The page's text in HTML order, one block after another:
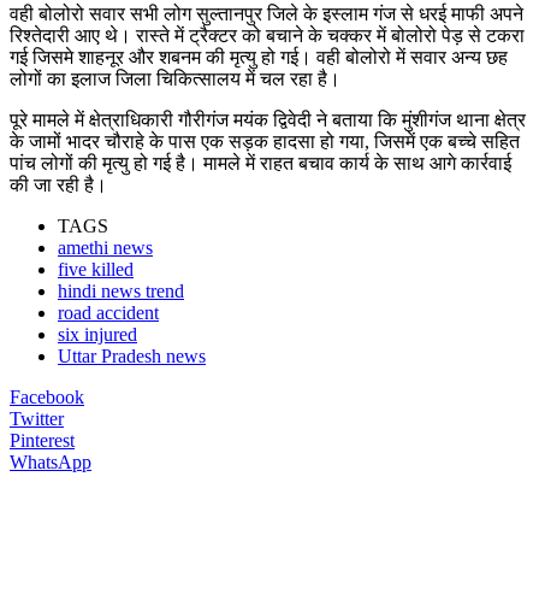
वही बोलोरो सवार सभी लोग सुल्तानपुर जिले के इस्लाम गंज से धरई माफी अपने
रिश्तेदारी आए थे। रास्ते में ट्रैक्टर को बचाने के चक्कर में बोलोरो पेड़ से टकरा
गई जिसमे शाहनूर और शबनम की मृत्यु हो गई। वही बोलोरो में सवार अन्य छह
लोगों का इलाज जिला चिकित्सालय में चल रहा है।
पूरे मामले में क्षेत्राधिकारी गौरीगंज मयंक द्विवेदी ने बताया कि मुंशीगंज थाना क्षेत्र
के जामों भादर चौराहे के पास एक सड़क हादसा हो गया, जिसमें एक बच्चे सहित
पांच लोगों की मृत्यु हो गई है। मामले में राहत बचाव कार्य के साथ आगे कार्रवाई
की जा रही है।
TAGS
amethi news
five killed
hindi news trend
road accident
six injured
Uttar Pradesh news
Facebook
Twitter
Pinterest
WhatsApp